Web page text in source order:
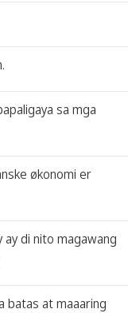
sa mga
økonomi er
ay di nito magawang
batas at maaaring